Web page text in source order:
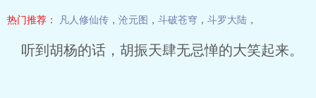
热门推荐： 凡人修仙传 ， 沧元图 ， 斗破苍穹 ， 斗罗大陆 ，
听到胡杨的话，胡振天肆无忌惮的大笑起来。